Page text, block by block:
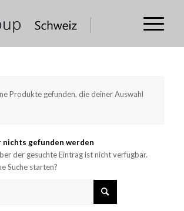
Produkte gefunden, die deiner Auswahl
nichts gefunden werden
der gesuchte Eintrag ist nicht verfügbar.
Suche starten?